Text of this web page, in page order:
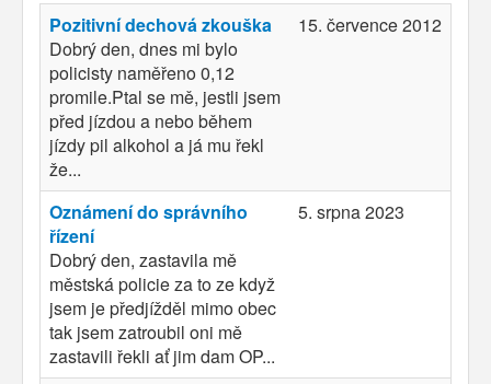
Pozitivní dechová zkouška
Dobrý den, dnes mi bylo
policisty naměřeno 0,12
promile.Ptal se mě, jestli jsem
před jízdou a nebo během
jízdy pil alkohol a já mu řekl
že...
15. července 2012
Oznámení do správního
řízení
Dobrý den, zastavila mě
městská policie za to ze když
jsem je předjížděl mimo obec
tak jsem zatroubil oni mě
zastavili řekli ať jim dam OP...
5. srpna 2023